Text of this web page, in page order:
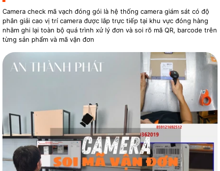
Camera check mã vạch đóng gói là hệ thống camera giám sát có độ
phân giải cao vị trí camera được lắp trực tiếp tại khu vực đóng hàng
nhằm ghi lại toàn bộ quá trình xử lý đơn và soi rõ mã QR, barcode trên
từng sản phẩm và mã vận đơn